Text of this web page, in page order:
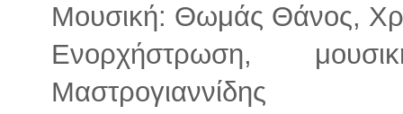
Μουσική: Θωμάς Θάνος,
Ενορχήστρωση,
Μαστρογιαννίδης